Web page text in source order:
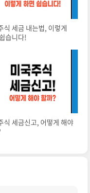
식 세금 내는법, 이렇게
습니다!
식 세금신고, 어떻게 해야